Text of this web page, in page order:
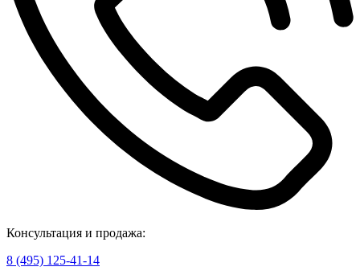
Консультация и продажа:
8 (495) 125-41-14